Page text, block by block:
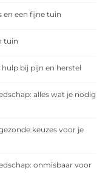
en een fijne tuin
tuin
bij pijn en herstel
alles wat je nodig
keuzes voor je
onmisbaar voor